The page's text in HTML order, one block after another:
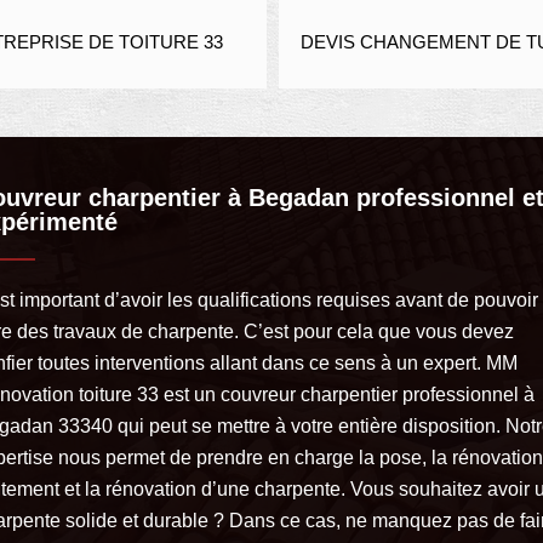
DEVIS CHANGEMENT DE TUILE 33
charpentier à Begadan professionnel et
important d’avoir les qualifications requises avant de pouvoir
des travaux de charpente. C’est pour cela que vous devez
toutes interventions allant dans ce sens à un expert. MM
toiture 33 est un couvreur charpentier professionnel à
33340 qui peut se mettre à votre entière disposition.
nous permet de prendre en charge la pose, la
et la rénovation d’une charpente. Vous souhaitez avoir
solide et durable ? Dans ce cas, ne manquez pas de